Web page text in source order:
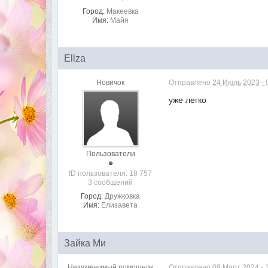
Город: Макеевка
Имя: Майя
Ellza
Новичок
Пользователи
ID пользователя: 18 757
3 сообщений
Город: Дружковка
Имя: Елизавета
Отправлено24 Июль 2023 -
уже легко
Зайка Ми